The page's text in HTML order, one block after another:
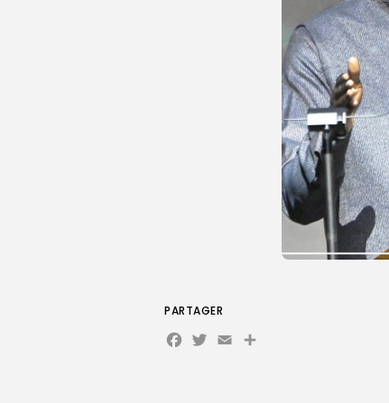
PARTAGER
Facebook
Twitter
EmailPartager